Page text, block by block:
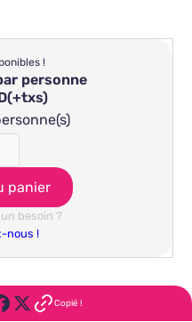
!
personne
(+txs)
besoin ?
nous !
Copié !